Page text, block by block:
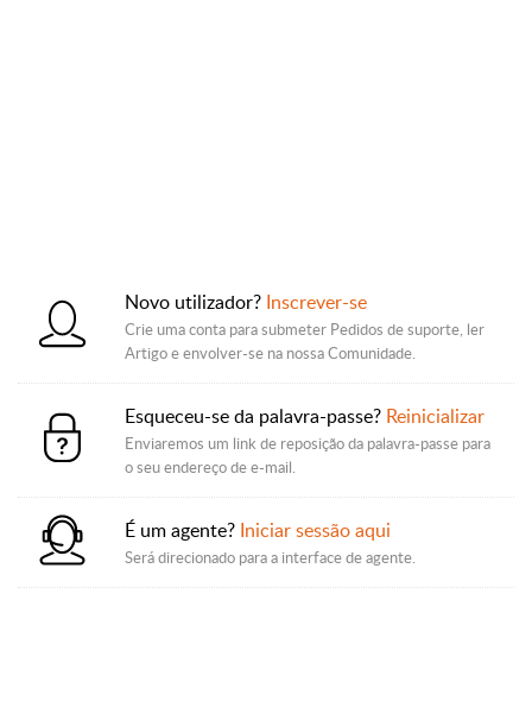
Novo utilizador? Inscrever-se
Crie uma conta para submeter Pedidos de suporte, ler
Artigo e envolver-se na nossa Comunidade.
Esqueceu-se da palavra-passe? Reinicializar
Enviaremos um link de reposição da palavra-passe para
o seu endereço de e-mail.
É um agente? Iniciar sessão aqui
Será direcionado para a interface de agente.